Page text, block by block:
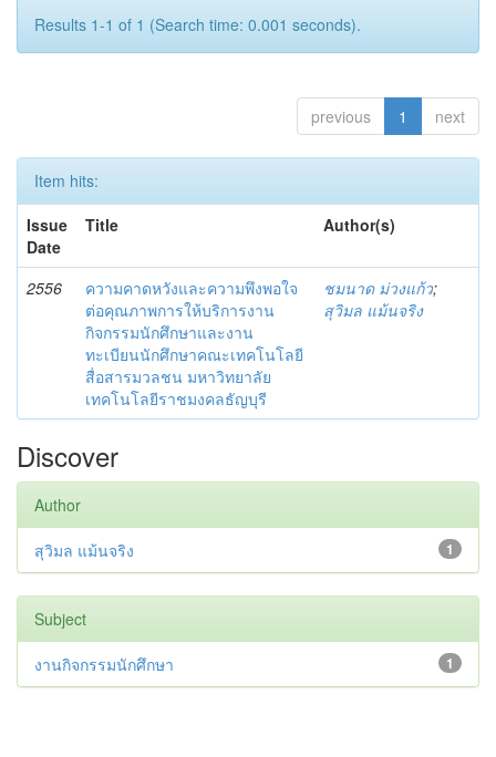
Results 1-1 of 1 (Search time: 0.001 seconds).
previous 1 next
Item hits:
Issue
Date
Title Author(s)
2556
ความคาดหวังและความพึงพอใจ
ต่อคุณภาพการให้บริการงาน
กิจกรรมนักศึกษาและงาน
ทะเบียนนักศึกษาคณะเทคโนโลยี
สื่อสารมวลชน มหาวิทยาลัย
เทคโนโลยีราชมงคลธัญบุรี
ชมนาด ม่วงแก้ว;
สุวิมล แม้นจริง
Discover
Author
1
สุวิมล แม้นจริง
Subject
1
งานกิจกรรมนักศึกษา